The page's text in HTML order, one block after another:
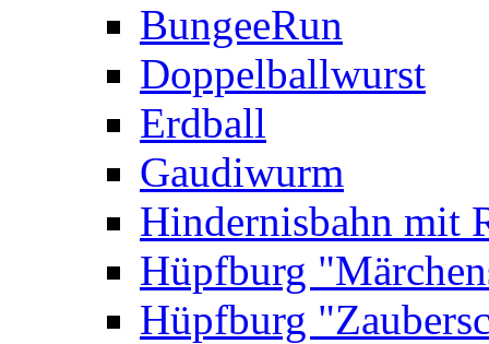
BungeeRun
Doppelballwurst
Erdball
Gaudiwurm
Hindernisbahn mit
Hüpfburg
Hüpfburg